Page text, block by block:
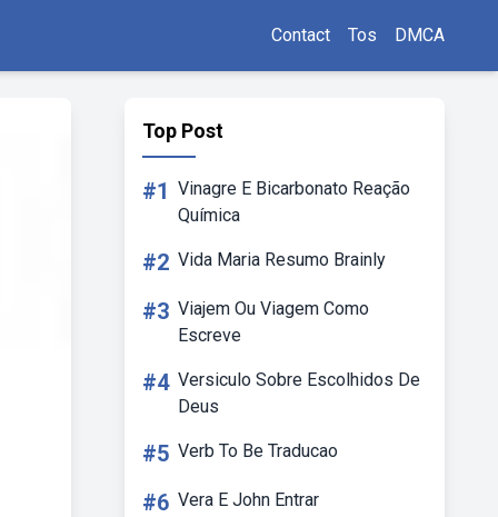
Contact Tos DMCA
Top Post
#1 Vinagre E Bicarbonato Reação
Química
#2 Vida Maria Resumo Brainly
#3 Viajem Ou Viagem Como
Escreve
#4 Versiculo Sobre Escolhidos De
Deus
#5 Verb To Be Traducao
#6 Vera E John Entrar